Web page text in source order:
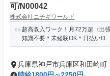
可/N00042
株式会社ニチギワールド
超高収入ワーク！月72万超〈出
知識不要＊未経験OK＊日払いO...
兵庫県神戸市兵庫区和田崎町